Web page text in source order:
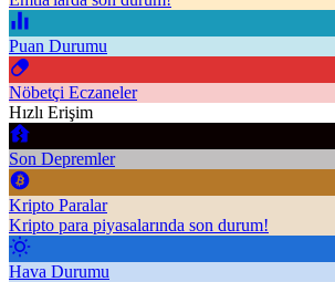
Puan Durumu
Nöbetçi Eczaneler
Hızlı Erişim
Son Depremler
Kripto Paralar
Kripto para piyasalarında son durum!
Hava Durumu